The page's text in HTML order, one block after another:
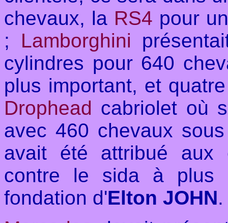
chevaux, la RS4 pour
; Lamborghini
cylindres pour 640
plus important, et
Drophead cabriolet où
avec 460 chevaux
avait été attribué aux
contre le sida à
fondation d'Elton JOHN.